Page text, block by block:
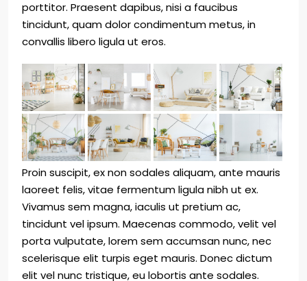
porttitor. Praesent dapibus, nisi a faucibus
tincidunt, quam dolor condimentum metus, in
convallis libero ligula ut eros.
Proin suscipit, ex non sodales aliquam, ante mauris
laoreet felis, vitae fermentum ligula nibh ut ex.
Vivamus sem magna, iaculis ut pretium ac,
tincidunt vel ipsum. Maecenas commodo, velit vel
porta vulputate, lorem sem accumsan nunc, nec
scelerisque elit turpis eget mauris. Donec dictum
elit vel nunc tristique, eu lobortis ante sodales.